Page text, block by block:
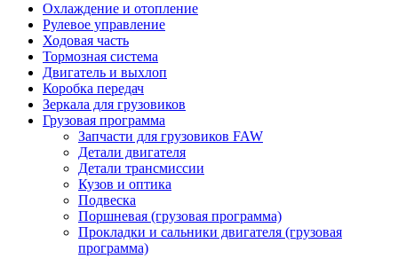
Охлаждение и отопление
Рулевое управление
Ходовая часть
Тормозная система
Двигатель и выхлоп
Коробка передач
Зеркала для грузовиков
Грузовая программа
Запчасти для грузовиков FAW
Детали двигателя
Детали трансмиссии
Кузов и оптика
Подвеска
Поршневая (грузовая программа)
Прокладки и сальники двигателя (грузовая
программа)